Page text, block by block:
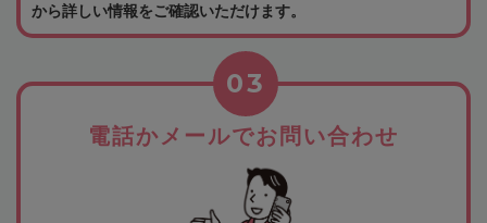
から詳しい情報をご確認いただけます。
電話かメールでお問い合わせ
03